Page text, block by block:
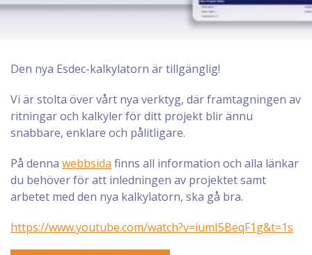
Den nya Esdec-kalkylatorn är tillgänglig!
Vi är stolta över vårt nya verktyg, där framtagningen av
ritningar och kalkyler för ditt projekt blir ännu
snabbare, enklare och pålitligare.
På denna webbsida finns all information och alla länkar
du behöver för att inledningen av projektet samt
arbetet med den nya kalkylatorn, ska gå bra.
https://www.youtube.com/watch?v=iumI5BeqF1g&t=1s